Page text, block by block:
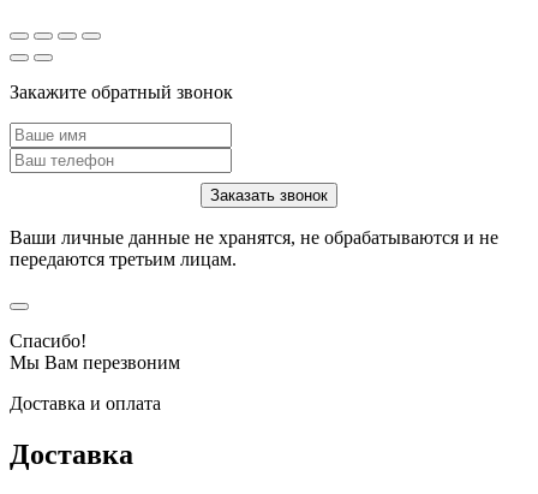
Закажите обратный звонок
Ваши личные данные не хранятся, не обрабатываются и не
передаются третьим лицам.
Спасибо!
Мы Вам перезвоним
Доставка и оплата
Доставка